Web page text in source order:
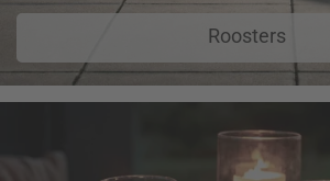
Roosters